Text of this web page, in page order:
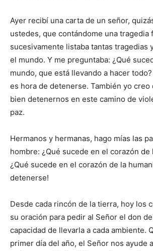
Ayer recibí una carta de un señor,
ustedes, que contándome una tragedia
sucesivamente listaba tantas tragedias
el mundo. Y me preguntaba: ¿Qué
mundo, que está llevando a hacer
es hora de detenerse. También yo creo
bien detenernos en este camino de
paz.
Hermanos y hermanas, hago mías las
hombre: ¿Qué sucede en el corazón de
¿Qué sucede en el corazón de la
detenerse!
Desde cada rincón de la tierra, hoy los
su oración para pedir al Señor el don
capacidad de llevarla a cada ambiente.
primer día del año, el Señor nos ayude